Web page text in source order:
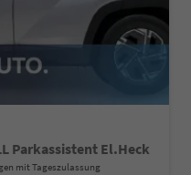
Parkassistent El.Heck
mit Tageszulassung